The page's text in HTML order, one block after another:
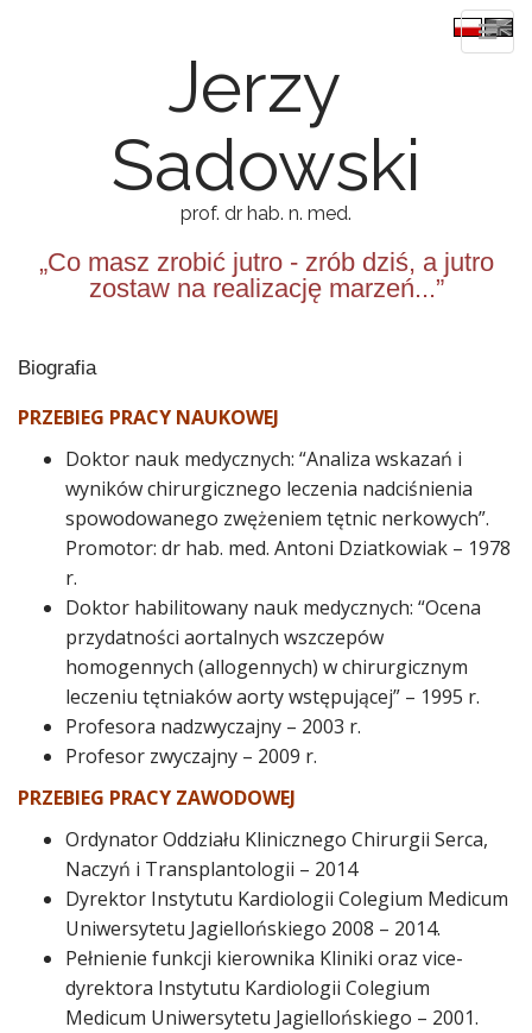
Jerzy
Sadowski
prof. dr hab. n. med.
„Co masz zrobić jutro - zrób dziś, a jutro
zostaw na realizację marzeń...”
a
i
n
k
p
Biografia
PRZEBIEG PRACY NAUKOWEJ
Doktor nauk medycznych: “Analiza wskazań i
wyników chirurgicznego leczenia nadciśnienia
spowodowanego zwężeniem tętnic nerkowych”.
Promotor: dr hab. med. Antoni Dziatkowiak – 1978
r.
Doktor habilitowany nauk medycznych: “Ocena
przydatności aortalnych wszczepów
homogennych (allogennych) w chirurgicznym
leczeniu tętniaków aorty wstępującej” – 1995 r.
Profesora nadzwyczajny – 2003 r.
Profesor zwyczajny – 2009 r.
PRZEBIEG PRACY ZAWODOWEJ
Ordynator Oddziału Klinicznego Chirurgii Serca,
Naczyń i Transplantologii – 2014
Dyrektor Instytutu Kardiologii Colegium Medicum
Uniwersytetu Jagiellońskiego 2008 – 2014.
Pełnienie funkcji kierownika Kliniki oraz vice-
dyrektora Instytutu Kardiologii Colegium
Medicum Uniwersytetu Jagiellońskiego – 2001.